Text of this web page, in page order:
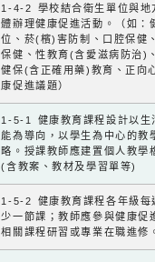
1-4-2 學校結合衛生單位與地
體辦理健康促進活動。（如：
位、菸(檳)害防制、口腔保健
保健、性教育(含愛滋病防治)
健保(含正確用藥)教育、正向
康促進議題）
1-5-1 健康教育課程設計以生
能為導向，以學生為中心的教
略。授課教師應建置個人教學
(含教案、教材及學習單等)
1-5-2 健康教育課程各年級每
少一節課；教師應參與健康促
相關課程研習或專業在職進修